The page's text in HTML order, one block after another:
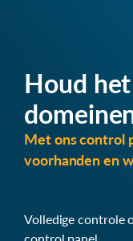
Houd
Met ons control
voorhanden en
Volledige controle
control panel.